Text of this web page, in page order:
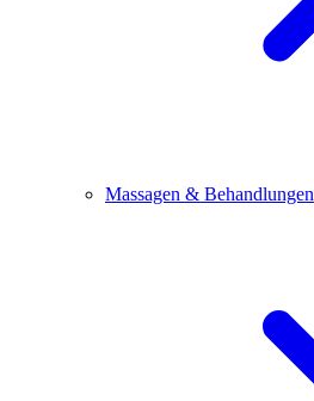
Massagen & Behandlungen